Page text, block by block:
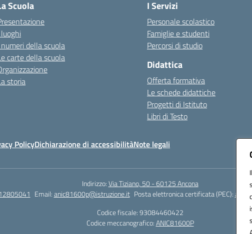
Scuola
della scuola
carte della scuola
storia
I Servizi
Personale scolastico
Famiglie e studenti
Percorsi di studio
Didattica
Offerta formativa
Le schede didattiche
Progetti di Istituto
Libri di Testo
PolicyDichiarazione di accessibilitàNote legali
Indirizzo:Via Tiziano, 50 - 60125 Ancona
Email:anic81600p@istruzione.it Posta elettronica certificata (PEC):
Codice fiscale: 93084460422
Codice meccanografico:ANIC81600P